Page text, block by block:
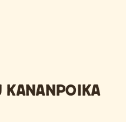
KANANPOIKA